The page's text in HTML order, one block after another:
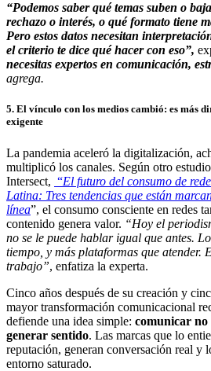
“Podemos saber qué temas suben o
rechazo o interés, o qué formato tiene
Pero estos datos necesitan
el criterio te dice qué hacer con eso”,
necesitas expertos en comunicación,
agrega.
5. El vínculo con los medios cambió: es más
exigente
La pandemia aceleró la digitalización,
multiplicó los canales. Según otro
Intersect, “El futuro del consumo de
Latina: Tres tendencias que están
línea”, el consumo consciente en redes
contenido genera valor. “Hoy el
no se le puede hablar igual que antes.
tiempo, y más plataformas que atender.
trabajo”, enfatiza la experta.
Cinco años después de su creación y
mayor transformación comunicacional
defiende una idea simple: comunicar no
generar sentido. Las marcas que lo
reputación, generan conversación real y
entorno saturado.